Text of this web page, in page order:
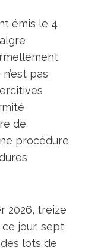
émis le 4
pas
de
procédure
2026, treize
jour, sept
lots de